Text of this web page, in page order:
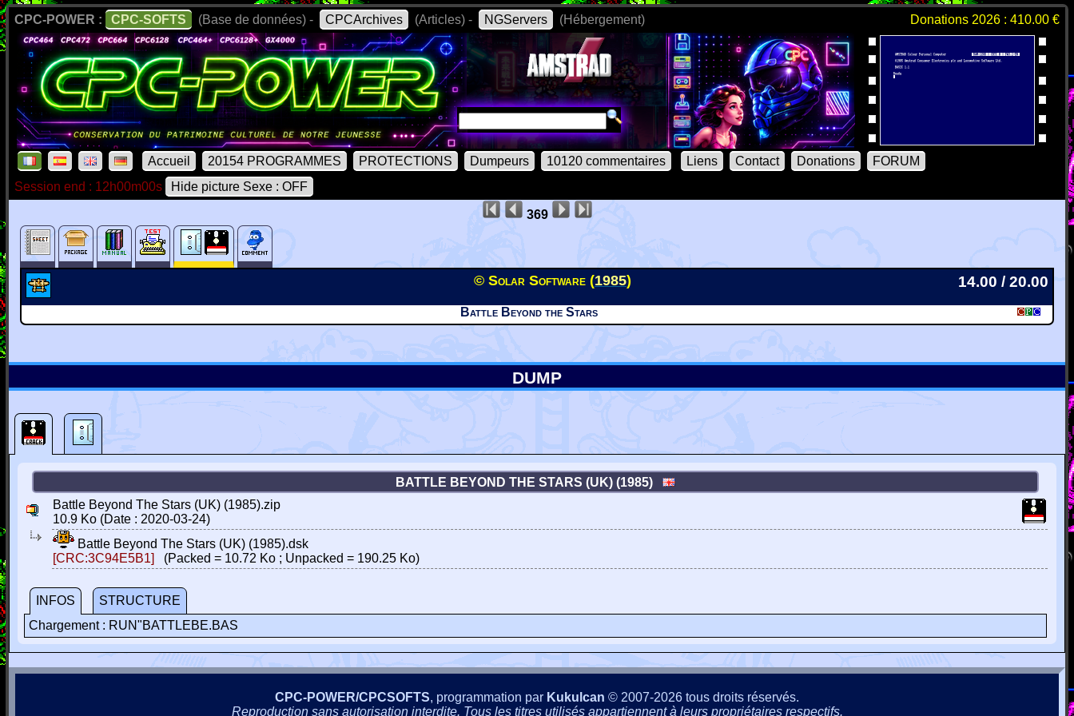
CPC-POWER : CPC-SOFTS (Base de données) - CPCArchives (Articles) - NGServers (Hébergement) Donations 2026 : 410.00 €
Accueil 20154 PROGRAMMES PROTECTIONS Dumpeurs 10120 commentaires Liens Contact Donations
FORUM
Session end : 12h00m00s
Hide picture Sexe : OFF
369
© Solar Software (1985) 14.00 / 20.00
Battle Beyond the Stars
DUMP
BATTLE BEYOND THE STARS (UK) (1985)
Battle Beyond The Stars (UK) (1985).zip
10.9 Ko (Date : 2020-03-24)
Battle Beyond The Stars (UK) (1985).dsk
[CRC:3C94E5B1]
(Packed = 10.72 Ko ; Unpacked = 190.25 Ko)
INFOS
STRUCTURE
Chargement : RUN"BATTLEBE.BAS
CPC-POWER/CPCSOFTS, programmation par Kukulcan © 2007-2026 tous droits réservés.
Reproduction sans autorisation interdite. Tous les titres utilisés appartiennent à leurs propriétaires respectifs.